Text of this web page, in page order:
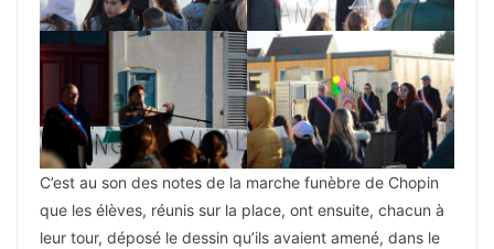
C’est au son des notes de la marche funèbre de Chopin
que les élèves, réunis sur la place, ont ensuite, chacun à
leur tour, déposé le dessin qu’ils avaient amené, dans le